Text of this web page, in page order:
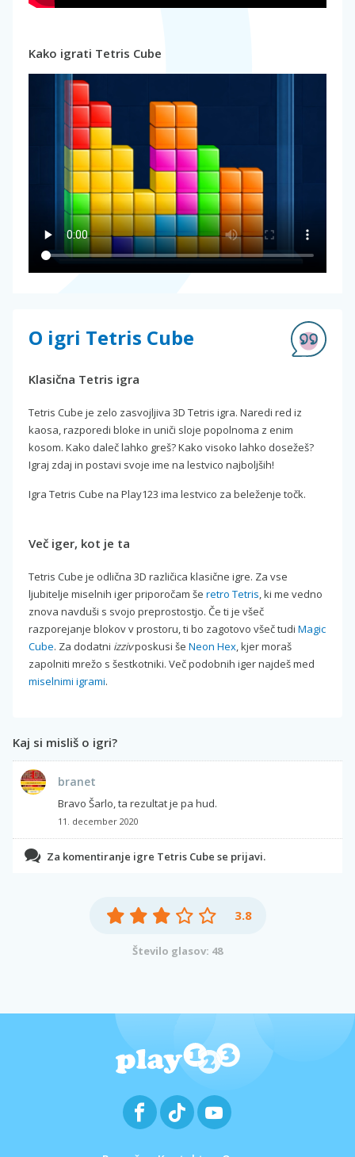
Kako igrati Tetris Cube
O igri Tetris Cube
Klasična Tetris igra
Tetris Cube je zelo zasvojljiva 3D Tetris igra. Naredi red iz
kaosa, razporedi bloke in uniči sloje popolnoma z enim
kosom. Kako daleč lahko greš? Kako visoko lahko dosežeš?
Igraj zdaj in postavi svoje ime na lestvico najboljših!
Igra Tetris Cube na Play123 ima lestvico za beleženje točk.
Več iger, kot je ta
Tetris Cube je odlična 3D različica klasične igre. Za vse
ljubitelje miselnih iger priporočam še retro Tetris, ki me vedno
znova navduši s svojo preprostostjo. Če ti je všeč
razporejanje blokov v prostoru, ti bo zagotovo všeč tudi Magic
Cube. Za dodatni izzivposkusi še Neon Hex, kjer moraš
zapolniti mrežo s šestkotniki. Več podobnih iger najdeš med
miselnimi igrami.
Kaj si misliš o igri?
branet
Bravo Šarlo, ta rezultat je pa hud.
11. december 2020
Za komentiranje igre Tetris Cube se prijavi.
3.8
Število glasov: 48